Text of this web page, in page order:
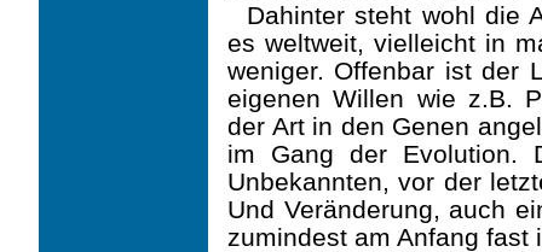
Dahinter steht wohl die
es weltweit, vielleicht in
weniger. Offenbar ist der
eigenen Willen wie z.B.
der Art in den Genen
im Gang der Evolution.
Unbekannten, vor der
Und Veränderung, auch
zumindest am Anfang fast